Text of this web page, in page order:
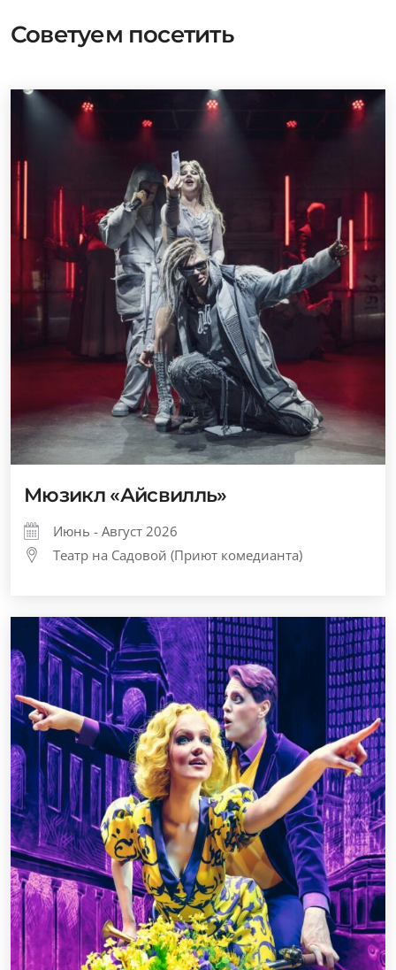
Советуем посетить
Мюзикл «Айсвилль»
Июнь - Август 2026
Театр на Садовой (Приют комедианта)